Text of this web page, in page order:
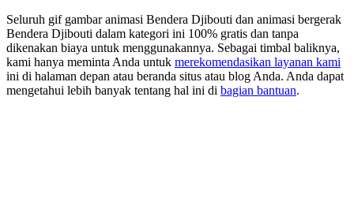
Seluruh gif gambar animasi Bendera Djibouti dan animasi bergerak
Bendera Djibouti dalam kategori ini 100% gratis dan tanpa
dikenakan biaya untuk menggunakannya. Sebagai timbal baliknya,
kami hanya meminta Anda untuk merekomendasikan layanan kami
ini di halaman depan atau beranda situs atau blog Anda. Anda dapat
mengetahui lebih banyak tentang hal ini di bagian bantuan.